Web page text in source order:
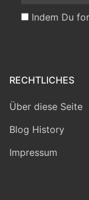
Indem Du
RECHTLICHES
Über diese Seite
Blog History
Impressum